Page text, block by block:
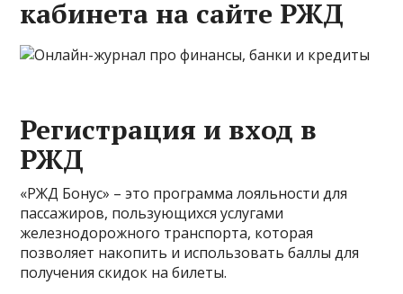
кабинета на сайте РЖД
Регистрация и вход в
РЖД
«РЖД Бонус» – это программа лояльности для
пассажиров, пользующихся услугами
железнодорожного транспорта, которая
позволяет накопить и использовать баллы для
получения скидок на билеты.